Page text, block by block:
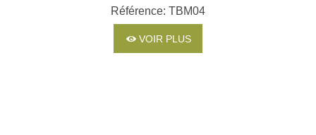
Référence: TBM04
VOIR PLUS